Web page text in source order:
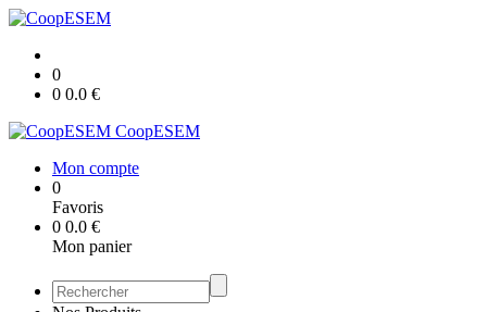
0
0 0.0 €
CoopESEM
Mon compte
0
Favoris
0 0.0 €
Mon panier